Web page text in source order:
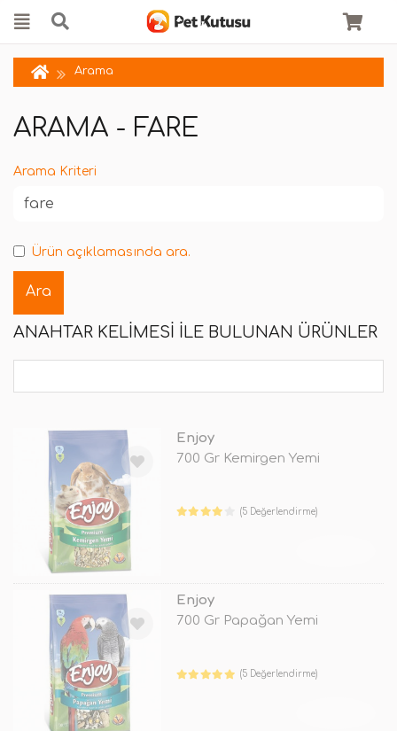
Arama
ARAMA - FARE
Arama Kriteri
Ürün açıklamasında ara.
ANAHTAR KELIMESI ILE BULUNAN ÜRÜNLER
Enjoy
700 Gr Kemirgen Yemi
(5 Değerlendirme)
Enjoy
700 Gr Papağan Yemi
(5 Değerlendirme)